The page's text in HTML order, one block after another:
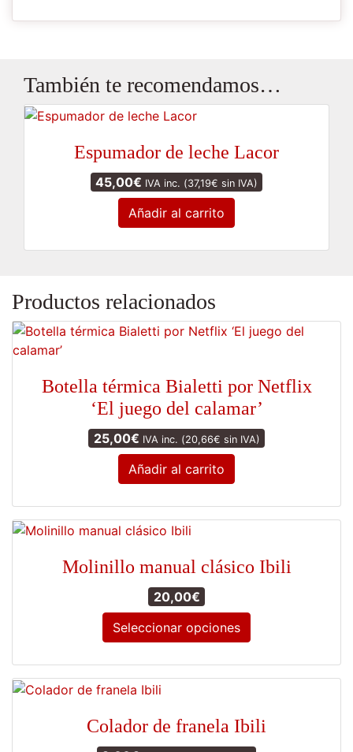
También te recomendamos…
Espumador de leche Lacor
45,00€ IVA inc. (37,19€ sin IVA)
Añadir al carrito
Productos relacionados
Botella térmica Bialetti por Netflix
‘El juego del calamar’
25,00€ IVA inc. (20,66€ sin IVA)
Añadir al carrito
Molinillo manual clásico Ibili
20,00€
Seleccionar opciones
producto
variantes.
Colador de franela Ibili